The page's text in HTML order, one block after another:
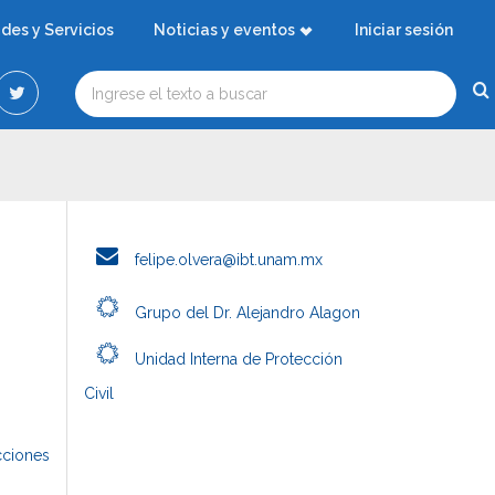
y Servicios Noticias y eventos Iniciar sesión
felipe.olvera@ibt.unam.mx
Grupo del Dr. Alejandro Alagon
Unidad Interna de Protección
Civil